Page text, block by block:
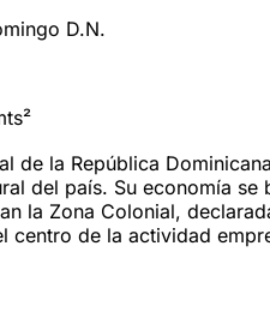
D.N.
de la República
del país. Su economía
la Zona Colonial,
centro de la actividad